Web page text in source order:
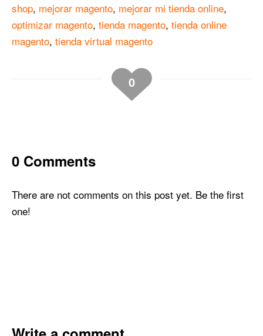
shop, mejorar magento, mejorar mi tienda online,
optimizar magento, tienda magento, tienda online
magento, tienda virtual magento
0
0 Comments
There are not comments on this post yet. Be the first
one!